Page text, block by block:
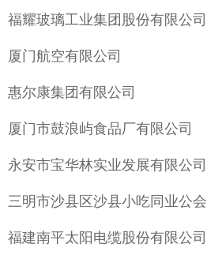
福耀玻璃工业集团股份有限公司
厦门航空有限公司
惠尔康集团有限公司
厦门市鼓浪屿食品厂有限公司
永安市宝华林实业发展有限公司
三明市沙县区沙县小吃同业公会
福建南平太阳电缆股份有限公司